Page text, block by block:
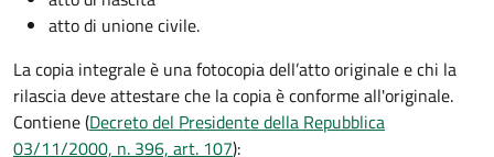
atto di unione civile.
La copia integrale è una fotocopia dell’atto originale e chi la
rilascia deve attestare che la copia è conforme all'originale.
Contiene (Decreto del Presidente della Repubblica
03/11/2000, n. 396, art. 107):